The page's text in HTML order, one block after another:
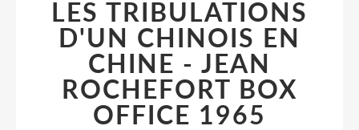
LES TRIBULATIONS
D'UN CHINOIS EN
CHINE - JEAN
ROCHEFORT BOX
OFFICE 1965